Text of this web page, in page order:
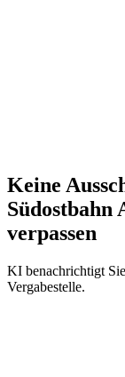
Keine
Südostbahn
verpassen
KI benachrichtigt
Vergabestelle.